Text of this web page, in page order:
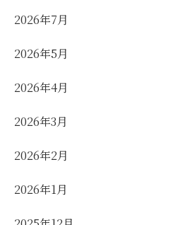
2026年7月
2026年5月
2026年4月
2026年3月
2026年2月
2026年1月